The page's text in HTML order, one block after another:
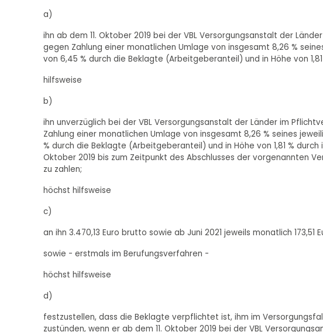
a)
ihn ab dem 11. Oktober 2019 bei der VBL Versorgungsanstalt der
gegen Zahlung einer monatlichen Umlage von insgesamt 8,26 %
von 6,45 % durch die Beklagte (Arbeitgeberanteil) und in Höhe von
hilfsweise
b)
ihn unverzüglich bei der VBL Versorgungsanstalt der Länder im
Zahlung einer monatlichen Umlage von insgesamt 8,26 % seines
% durch die Beklagte (Arbeitgeberanteil) und in Höhe von 1,81 %
Oktober 2019 bis zum Zeitpunkt des Abschlusses der vorgenannten
zu zahlen;
höchst hilfsweise
c)
an ihn 3.470,13 Euro brutto sowie ab Juni 2021 jeweils monatlich 173,51
sowie - erstmals im Berufungsverfahren -
höchst hilfsweise
d)
festzustellen, dass die Beklagte verpflichtet ist, ihm im
zustünden, wenn er ab dem 11. Oktober 2019 bei der VBL